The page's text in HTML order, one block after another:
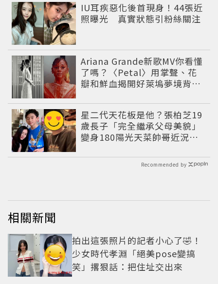
IU耳疾惡化後首現身！44張近
照曝光 真實狀態引粉絲關注
Ariana Grande新歌MV你看懂
了嗎？〈Petal〉用掌聲、花
瓣和鮮血揭開好萊塢夢境背後
星二代天花板是他？張柏芝19
歲長子「完全繼承父母美貌」
變身180陽光天菜帥哥近況曝
Recommended by
相關新聞
拍出這張照片的記者小心了🤣！
少女時代孝淵「絕美pose變搞
笑」撂狠話：把住址交出來